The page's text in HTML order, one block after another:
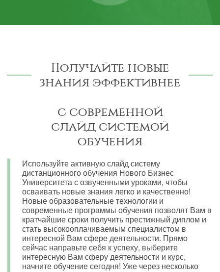
Получайте новые
знания эффективнее
с современной
слайд системой
обучения
Используйте активную слайд систему
дистанционного обучения Нового Бизнес
Университета с озвученными уроками, чтобы
осваивать новые знания легко и качественно!
Новые образовательные технологии и
современные программы обучения позволят Вам в
кратчайшие сроки получить престижный диплом и
стать высокооплачиваемым специалистом в
интересной Вам сфере деятельности. Прямо
сейчас направьте себя к успеху, выберите
интересную Вам сферу деятельности и курс,
начните обучение сегодня! Уже через несколько